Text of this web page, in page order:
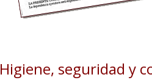
Higiene, seguridad y